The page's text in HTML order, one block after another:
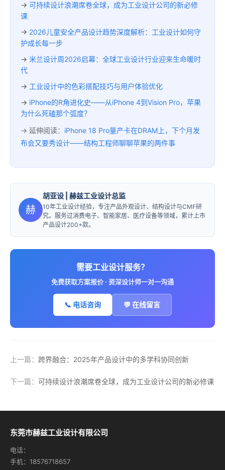
→ 可持续设计浪潮席卷全球，成为工业设计公司的新必修
课
→ 2026儿童安全产品设计趋势深度解析：工业设计如何守
护成长每一步
→ 米兰设计周2026启幕：全球工业设计行业迎来生命暖时
代
→ 工业设计中的色彩搭配技巧与用户体验优化
→ iPhone的R角进化史——从iPhone 4到Vision Pro，苹果
为什么死磕那个弧度？
→ 延伸阅读： iPhone 18 Pro量产卡在DRAM上，下个月发
布会又要秀设计——结构工程师聊聊苹果的两件事
赫
胡亚设 | 赫兹工业设计总监
10年工业设计经验，专注产品外观设计、结构设计与CMF研
究。服务过消费电子、智能家居、医疗设备等领域，累计上市
产品设计200+款。
需要工业设计服务？
免费获取方案报价 · 资深设计师一对一沟通
📞 电话咨询 💬 在线留言
上一篇： 跨界融合：2025年产品设计中的多学科协同创新
下一篇： 可持续设计浪潮席卷全球，成为工业设计公司的新必修课
东莞市赫兹工业设计有限公司
电话：
手机：18576718657